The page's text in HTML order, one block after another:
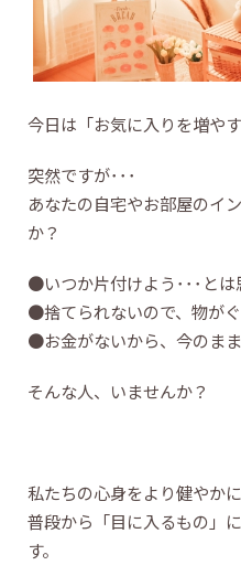
今日は「お気に入りを増やす
突然ですが･･･
あなたの自宅やお部屋のイ
か？
●いつか片付けよう･･･とは
●捨てられないので、物が
●お金がないから、今のま
そんな人、いませんか？
私たちの心身をより健やか
普段から「目に入るもの」
す。